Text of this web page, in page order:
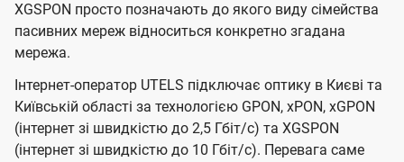
XGSPON просто позначають до якого виду сімейства
пасивних мереж відноситься конкретно згадана
мережа.
Інтернет-оператор UTELS підключає оптику в Києві та
Київській області за технологією GPON, xPON, xGPON
(інтернет зі швидкістю до 2,5 Гбіт/с) та XGSPON
(інтернет зі швидкістю до 10 Гбіт/с). Перевага саме